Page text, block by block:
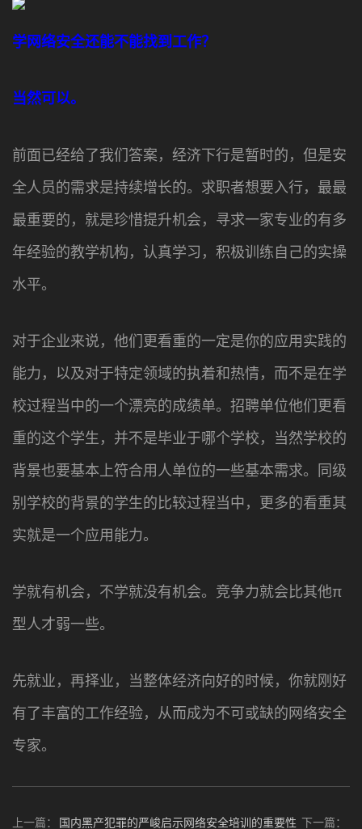
学网络安全还能不能找到工作？
当然可以。
前面已经给了我们答案，经济下行是暂时的，但是安
全人员的需求是持续增长的。求职者想要入行，最最
最重要的，就是珍惜提升机会，寻求一家专业的有多
年经验的教学机构，认真学习，积极训练自己的实操
水平。
对于企业来说，他们更看重的一定是你的应用实践的
能力，以及对于特定领域的执着和热情，而不是在学
校过程当中的一个漂亮的成绩单。招聘单位他们更看
重的这个学生，并不是毕业于哪个学校，当然学校的
背景也要基本上符合用人单位的一些基本需求。同级
别学校的背景的学生的比较过程当中，更多的看重其
实就是一个应用能力。
学就有机会，不学就没有机会。竞争力就会比其他π
型人才弱一些。
先就业，再择业，当整体经济向好的时候，你就刚好
有了丰富的工作经验，从而成为不可或缺的网络安全
专家。
上一篇： 国内黑产犯罪的严峻启示网络安全培训的重要性 下一篇：